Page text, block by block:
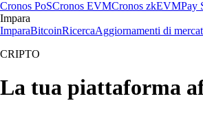
Cronos PoSCronos EVMCronos zkEVMPay
Impara
ImparaBitcoinRicercaAggiornamenti di
CRIPTO
La tua piattaforma